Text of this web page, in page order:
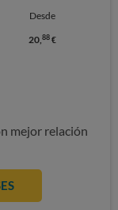
Desde
20,88€
mejor relación